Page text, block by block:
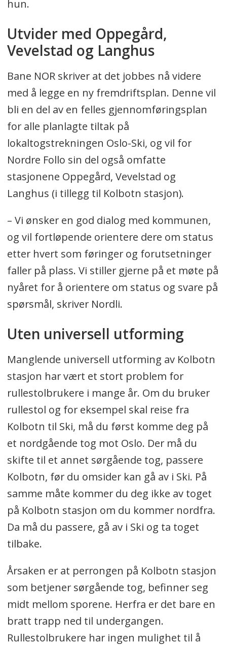
hun.
Utvider med Oppegård,
Vevelstad og Langhus
Bane NOR skriver at det jobbes nå videre
med å legge en ny fremdriftsplan. Denne vil
bli en del av en felles gjennomføringsplan
for alle planlagte tiltak på
lokaltogstrekningen Oslo-Ski, og vil for
Nordre Follo sin del også omfatte
stasjonene Oppegård, Vevelstad og
Langhus (i tillegg til Kolbotn stasjon).
– Vi ønsker en god dialog med kommunen,
og vil fortløpende orientere dere om status
etter hvert som føringer og forutsetninger
faller på plass. Vi stiller gjerne på et møte på
nyåret for å orientere om status og svare på
spørsmål, skriver Nordli.
Uten universell utforming
Manglende universell utforming av Kolbotn
stasjon har vært et stort problem for
rullestolbrukere i mange år. Om du bruker
rullestol og for eksempel skal reise fra
Kolbotn til Ski, må du først komme deg på
et nordgående tog mot Oslo. Der må du
skifte til et annet sørgående tog, passere
Kolbotn, før du omsider kan gå av i Ski. På
samme måte kommer du deg ikke av toget
på Kolbotn stasjon om du kommer nordfra.
Da må du passere, gå av i Ski og ta toget
tilbake.
Årsaken er at perrongen på Kolbotn stasjon
som betjener sørgående tog, befinner seg
midt mellom sporene. Herfra er det bare en
bratt trapp ned til undergangen.
Rullestolbrukere har ingen mulighet til å